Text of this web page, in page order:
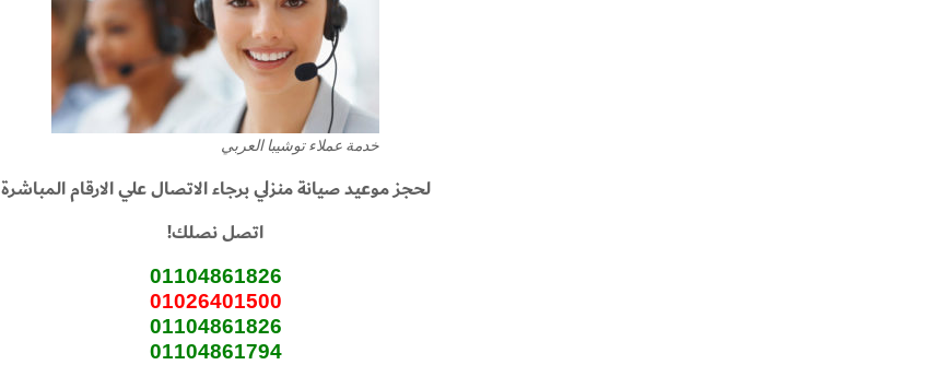
خدمة عملاء توشيبا العربي
لحجز موعيد صيانة منزلي برجاء الاتصال علي الارقام المباشرة
اتصل نصلك!
01104861826
01026401500
01104861826
01104861794